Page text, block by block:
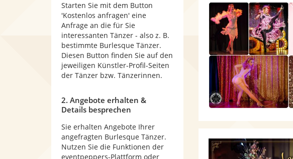
Starten Sie mit dem Button
'Kostenlos anfragen' eine
Anfrage an die für Sie
interessanten Tänzer - also z. B.
bestimmte Burlesque Tänzer.
Diesen Button finden Sie auf den
jeweiligen Künstler-Profil-Seiten
der Tänzer bzw. Tänzerinnen.
2. Angebote erhalten &
Details besprechen
Sie erhalten Angebote Ihrer
angefragten Burlesque Tänzer.
Nutzen Sie die Funktionen der
eventpeppers-Plattform oder